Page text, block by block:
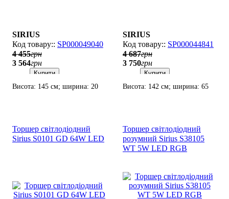
SIRIUS
SP000049040
4 455грн
3 564грн
Купити
Висота: 145 см; ширина: 20
SIRIUS
SP000044841
4 687грн
3 750грн
Купити
Висота: 142 см; ширина: 65
Торшер світлодіодний
Sirius S0101 GD 64W LED
Торшер світлодіодний
розумний Sirius S38105
WT 5W LED RGB